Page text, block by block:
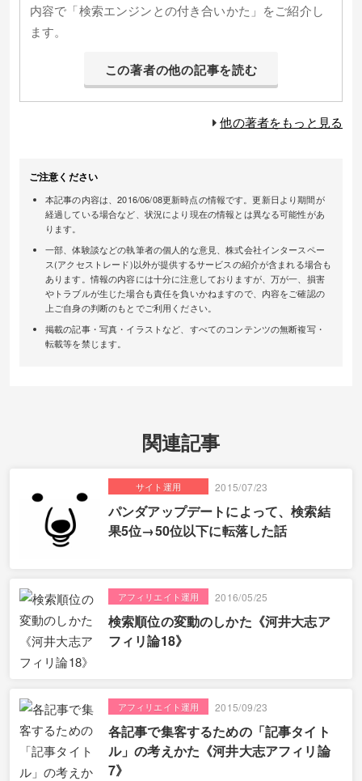
内容で「検索エンジンとの付き合いかた」をご紹介し
ます。
この著者の他の記事を読む
他の著者をもっと見る
ご注意ください
本記事の内容は、2016/06/08更新時点の情報です。更新日より期間が
経過している場合など、状況により現在の情報とは異なる可能性があ
ります。
一部、体験談などの執筆者の個人的な意見、株式会社インタースペー
ス(アクセストレード)以外が提供するサービスの紹介が含まれる場合も
あります。情報の内容には十分に注意しておりますが、万が一、損害
やトラブルが生じた場合も責任を負いかねますので、内容をご確認の
上ご自身の判断のもとでご利用ください。
掲載の記事・写真・イラストなど、すべてのコンテンツの無断複写・
転載等を禁じます。
関連記事
サイト運用 2015/07/23
パンダアップデートによって、検索結
果5位→50位以下に転落した話
アフィリエイト運用 2016/05/25
検索順位の変動のしかた《河井大志ア
フィリ論18》
アフィリエイト運用 2015/09/23
各記事で集客するための「記事タイト
ル」の考えかた《河井大志アフィリ論
7》